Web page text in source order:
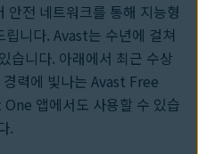
안전 네트워크를 통해 지능형
니다. Avast는 수년에 걸쳐
습니다. 아래에서 최근 수상
력에 빛나는 Avast Free
앱에서도 사용할 수 있습
.